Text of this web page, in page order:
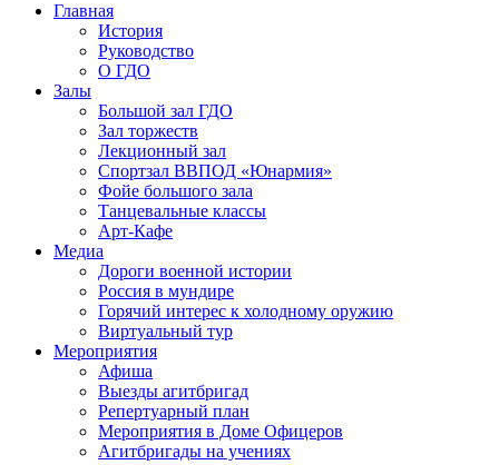
Главная
История
Руководство
О ГДО
Залы
Большой зал ГДО
Зал торжеств
Лекционный зал
Cпортзал ВВПОД «Юнармия»
Фойе большого зала
Танцевальные классы
Арт-Кафе
Медиа
Дороги военной истории
Россия в мундире
Горячий интерес к холодному оружию
Виртуальный тур
Мероприятия
Афиша
Выезды агитбригад
Репертуарный план
Мероприятия в Доме Офицеров
Агитбригады на учениях